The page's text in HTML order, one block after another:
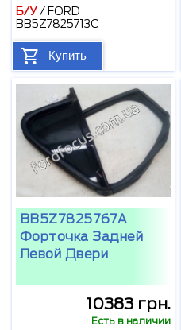
Б/У/ FORD
BB5Z7825713C
Купить
BB5Z7825767A
Форточка Задней
Левой Двери
10383 грн.
Есть в наличии